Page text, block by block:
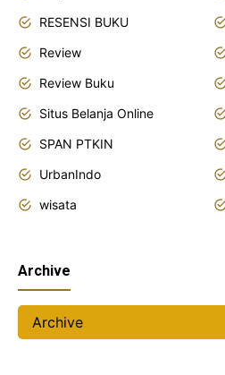
RESENSI BUKU
Review
Review Buku
Situs Belanja Online
SPAN PTKIN
UrbanIndo
wisata
Archive